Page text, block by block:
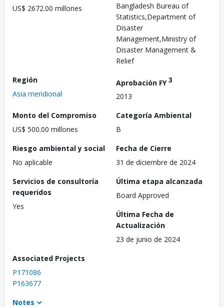
US$ 2672.00 millones
Bangladesh Bureau of
Statistics,Department of
Disaster
Management,Ministry of
Disaster Management &
Relief
Región
Asia meridional
Aprobación FY3
2013
Monto del Compromiso
US$ 500.00 millones
Categoría Ambiental
B
Riesgo ambiental y social
No aplicable
Fecha de Cierre
31 de diciembre de 2024
Servicios de consultoría
requeridos
Yes
Última etapa alcanzada
Board Approved
Última Fecha de
Actualización
23 de junio de 2024
Associated Projects
P171086
P163677
Notes